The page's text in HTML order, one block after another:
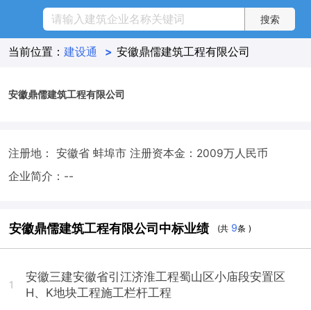
当前位置： 建设通 > 安徽鼎儒建筑工程有限公司
安徽鼎儒建筑工程有限公司
注册地： 安徽省 蚌埠市 注册资本金：2009万人民币
企业简介：--
安徽鼎儒建筑工程有限公司中标业绩 (共 9条 )
1
安徽三建安徽省引江济淮工程蜀山区小庙段安置区
H、K地块工程施工栏杆工程